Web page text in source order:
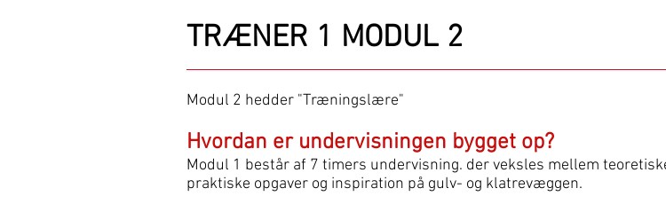
TRÆNER 1 MODUL 2
Modul 2 hedder "Træningslære"
Hvordan er undervisningen bygget op?
Modul 1 består af 7 timers undervisning. der veksles mellem
praktiske opgaver og inspiration på gulv- og klatrevæggen.